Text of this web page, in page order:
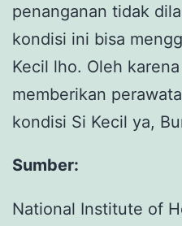
penanganan tidak
kondisi ini bisa
Kecil lho. Oleh
memberikan
kondisi Si Kecil ya,
Sumber:
National Institute of